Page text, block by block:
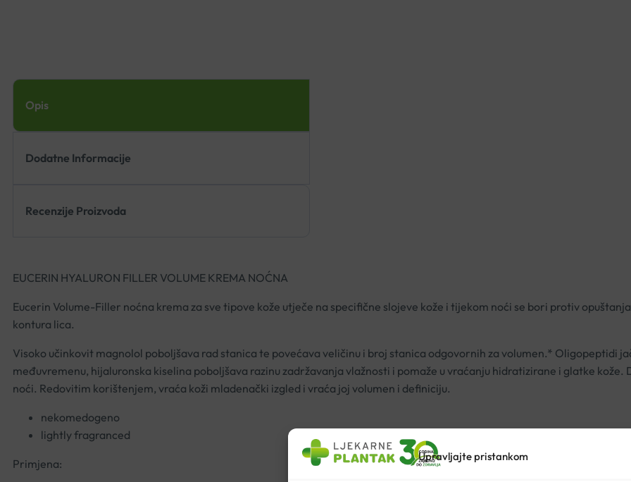
Upravljajte pristankom
Opis
Dodatne Informacije
Recenzije Proizvoda
EUCERIN HYALURON FILLER VOLUME KREMA NOĆNA
Eucerin Volume-Filler noćna krema za sve tipove kože utječe na specifične slojeve kože i tijekom noći se bori protiv
kontura lica.
Visoko učinkovit magnolol poboljšava rad stanica te povećava veličinu i broj stanica odgovornih za volumen.* Oligopeptidi
međuvremenu, hijaluronska kiselina poboljšava razinu zadržavanja vlažnosti i pomaže u vraćanju hidratizirane i glatke
noći. Redovitim korištenjem, vraća koži mladenački izgled i vraća joj volumen i definiciju.
nekomedogeno
lightly fragranced
Primjena: